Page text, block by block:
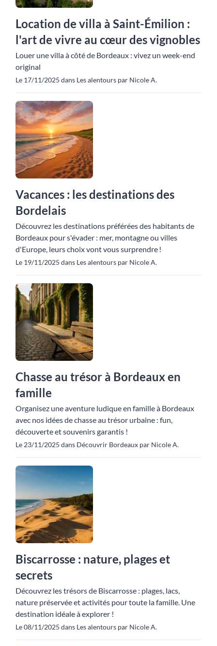
Location de villa à Saint-Émilion :
l'art de vivre au cœur des vignobles
Louer une villa à côté de Bordeaux : vivez un week-end
original
Le 17/11/2025 dans Les alentours par Nicole A.
Vacances : les destinations des
Bordelais
Découvrez les destinations préférées des habitants de
Bordeaux pour s'évader : mer, montagne ou villes
d'Europe, leurs choix vont vous surprendre !
Le 19/11/2025 dans Les alentours par Nicole A.
Chasse au trésor à Bordeaux en
famille
Organisez une aventure ludique en famille à Bordeaux
avec nos idées de chasse au trésor urbaine : fun,
découverte et souvenirs garantis !
Le 23/11/2025 dans Découvrir Bordeaux par Nicole A.
Biscarrosse : nature, plages et
secrets
Découvrez les trésors de Biscarrosse : plages, lacs,
nature préservée et activités pour toute la famille. Une
destination idéale à explorer !
Le 08/11/2025 dans Les alentours par Nicole A.